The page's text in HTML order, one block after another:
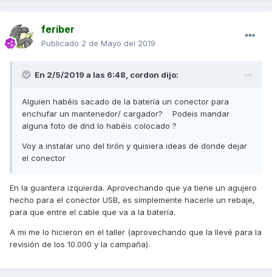
feriber
Publicado 2 de Mayo del 2019
En 2/5/2019 a las 6:48, cordon dijo:
Alguien habéis sacado de la batería un conector para
enchufar un mantenedor/ cargador? Podeis mandar
alguna foto de dnd lo habéis colocado ?
Voy a instalar uno del tirón y quisiera ideas de donde dejar
el conector
En la guantera izquierda. Aprovechando que ya tiene un agujero
hecho para el conector USB, es símplemente hacerle un rebaje,
para que entre el cable que va a la batería.
A mi me lo hicieron en el taller (aprovechando que la llevé para la
revisión de los 10.000 y la campaña).